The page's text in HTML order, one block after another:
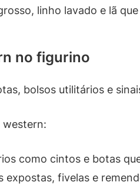
linho lavado e lã
no figurino
bolsos utilitários e
western:
como cintos e botas
expostas, fivelas e